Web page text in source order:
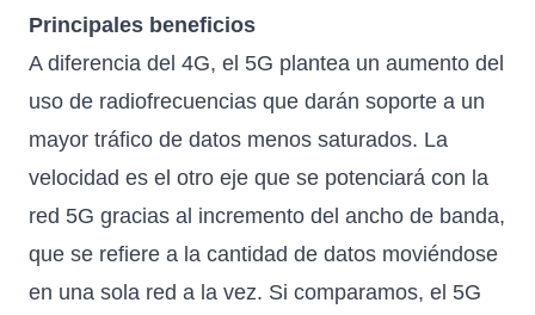
Principales beneficios
A diferencia del 4G, el 5G plantea un aumento del
uso de radiofrecuencias que darán soporte a un
mayor tráfico de datos menos saturados. La
velocidad es el otro eje que se potenciará con la
red 5G gracias al incremento del ancho de banda,
que se refiere a la cantidad de datos moviéndose
en una sola red a la vez. Si comparamos, el 5G